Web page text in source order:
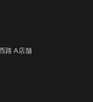
路 A店舗